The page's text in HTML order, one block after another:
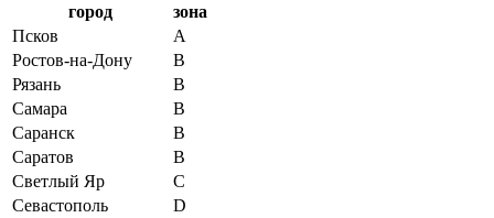
город
зона
Псков
A
Ростов-на-Дону
B
Рязань
B
Самара
B
Саранск
B
Саратов
B
Светлый Яр
C
Севастополь
D